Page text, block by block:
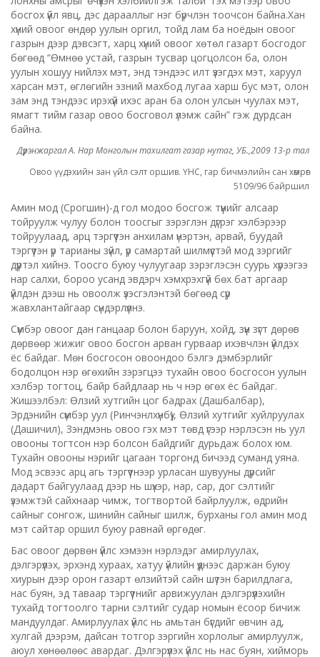
босгох үйл явц, дэс дарааллыг нэг бүрчлэн тоочсон байна.Хан
хүний овоог өндөр уулын оргил, тойд лам ба ноёдын овоог
газрын дээр дэвсэгт, харц хүний овоог хөтөл газарт босгодог
бөгөөд “Өмнөө устай, газрын тусвар цогцолсон ба, олон
уулын хошуу нийлэх мэт, энд тэндээс илт үзэгдэх мэт, харуул
харсан мэт, өглөгийн эзний махбод лугаа харш бус мэт, олон
зам энд тэндээс ирэхүй ихэс аран ба олон улсын чуулах мэт,
ямагт тийм газар овоо босговол үлэмж сайн” гэж дурдсан
байна.
Дүүрэнжаргал А. Нар Монголын тахилгат газар нутаг, УБ.,2009 13-р тал
Овоо үүдэхийн зан үйл сэлт оршив. ҮНС, гар бичмэлийн сан хөмрөг
5109/96 байршил
Амин мод (Срогшин)-д гол модоо босгож түүнийг алсаар
тойруулж чулуу болон тоосгыг зэрэглэн дүгрэг хэлбэрээр
тойруулаад, арц тэргүүтэн анхилам үнэртэн, арвай, буудай
тэргүүтэн үр тарианы зүйл, үр самартай шилмүүстэй мод зэргийг
дүүртэл хийнэ. Тоосго буюу чулуугаар зэрэглэсэн суурь хүрээгээ
нар салхи, бороо усанд эвдэрч хэмхрэхгүй бөх бат аргаар
үйлдэн дээш нь овоолж үзэсгэлэнтэй бөгөөд сүр
жавхлантайгаар сүндэрлүүлнэ.
Сүмбэр овоог дан ганцаар болон баруун, хойд, зүүн зүгт дөрөв
дөрвөөр жижиг овоо босгон арван гурваар ихэвчлэн үйлдэх
ёс байдаг. Мөн босгосон овоондоо бэлгэ дэмбэрлийг
бодолцон нэр өгөхийн зэрэгцээ тухайн овоо босгосон уулын
хэлбэр тогтоц, байр байдлаар нь ч нэр өгөх ёс байдаг.
Жишээлбэл: Өлзий хутгийн цог бадрах (Дашбалбар),
Эрдэнийн сүмбэр уул (Ринчэнлхүнбү), Өлзий хутгийг хуйлруулах
(Дашичил), Зэндмэнь овоо гэх мэт төвд үгээр нэрлэсэн нь уул
овооны тогтсон нэр болсон байдгийг дурьдаж болох юм.
Тухайн овооны нэрийг цагаан торгонд бичээд суманд уяна.
Мод эсвээс арц агь тэргүүтнээр урласан шувууны дүрсийг
дадарт байгуулаад дээр нь шүхэр, нар, сар, дог сэлтийг
үзэмжтэй сайхнаар чимж, тогтвортой байрлуулж, өдрийн
сайныг сонгож, шинийн сайныг шилж, бурханы гол амин мод
мэт сайтар оршил буюу равнай өргөдөг.
Бас овоог дөрвөн үйлс хэмээн нэрлэдэг амирлуулах,
дэлгэрүүлэх, эрхэнд хураах, хатуу үйлийн үүднээс даржан буюу
хиурын дээр орон газарт өлзийтэй сайн шүтэн барилдлага,
нас буян, эд таваар тэргүүтнийг арвижуулан дэлгэрүүлэхийн
тухайд тогтоолго тарни сэлтийг судар номын ёсоор бичиж
мандуулдаг. Амирлуулах үйлс нь амьтан бүгдийг өвчин ад,
хулгай дээрэм, дайсан тотгор зэргийн хорлолыг амирлуулж,
аюул хөнөөлөөс авардаг. Дэлгэрүүлэх үйлс нь нас буян, хийморь